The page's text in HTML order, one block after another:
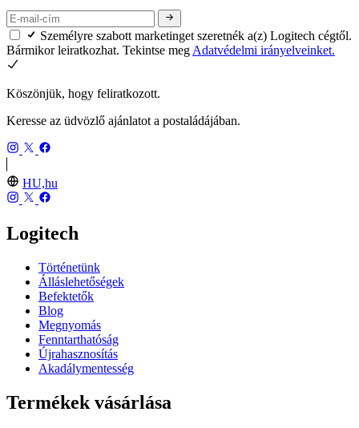
Személyre szabott marketinget szeretnék a(z) Logitech cégtől.
Bármikor leiratkozhat. Tekintse meg Adatvédelmi irányelveinket.
Köszönjük, hogy feliratkozott.
Keresse az üdvözlő ajánlatot a postaládájában.
HU,hu
Logitech
Történetünk
Álláslehetőségek
Befektetők
Blog
Megnyomás
Fenntarthatóság
Újrahasznosítás
Akadálymentesség
Termékek vásárlása